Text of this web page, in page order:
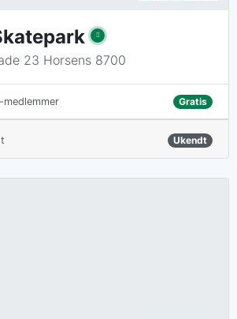
23 Horsens 8700
Gratis
Ukendt